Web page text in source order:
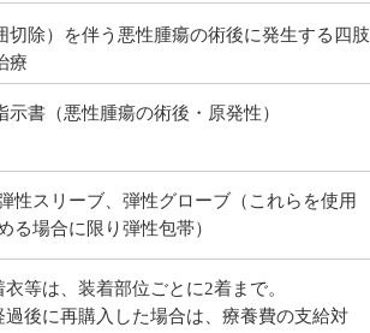
除）を伴う悪性腫瘍の術後に発生する四肢
療
示書（悪性腫瘍の術後・原発性）
性スリーブ、弾性グローブ（これらを使用
る場合に限り弾性包帯）
等は、装着部位ごとに2着まで。
後に再購入した場合は、療養費の支給対